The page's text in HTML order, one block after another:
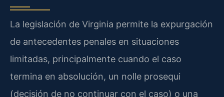
La legislación de Virginia permite la expurgación
de antecedentes penales en situaciones
limitadas, principalmente cuando el caso
termina en absolución, un nolle prosequi
(decisión de no continuar con el caso) o una